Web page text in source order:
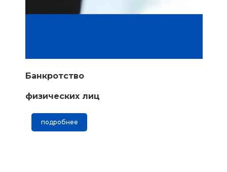
Банкротство
физических лиц
подробнее